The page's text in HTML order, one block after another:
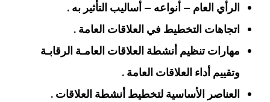
الرأي العام – أنواعه – أساليب التأثير به .
اتجاهات التخطيط في العلاقات العامة .
مهارات تنظيم أنشطة العلاقات العامـة الرقابـة
وتقييم أداء العلاقات العامة .
العناصر الأساسية لتخطيط أنشطة العلاقات .